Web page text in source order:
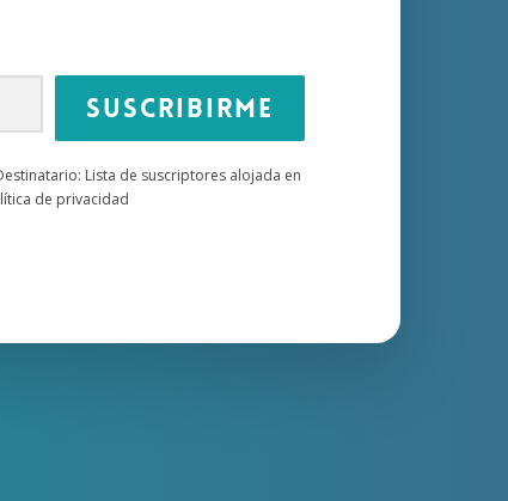
Suscribirme
Lista de suscriptores alojada en
de privacidad